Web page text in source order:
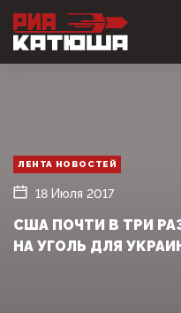
ЛЕНТА НОВОСТЕЙ
18 Июля 2017
США ПОЧТИ В ТРИ
НА УГОЛЬ ДЛЯ